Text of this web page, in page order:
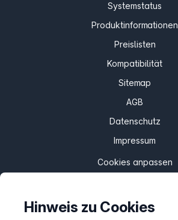
Systemstatus
Produktinformationen
Preislisten
Kompatibilität
Sitemap
AGB
Datenschutz
Impressum
Cookies anpassen
Service
Hinweis zu Cookies